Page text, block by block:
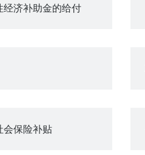
经济补助金的给付
会保险补贴